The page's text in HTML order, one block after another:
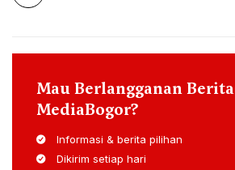
Mau Berlangganan Berita
MediaBogor?
Informasi & berita pilihan
Dikirim setiap hari